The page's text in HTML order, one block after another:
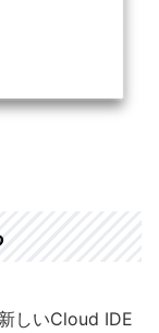
しいCloud IDE